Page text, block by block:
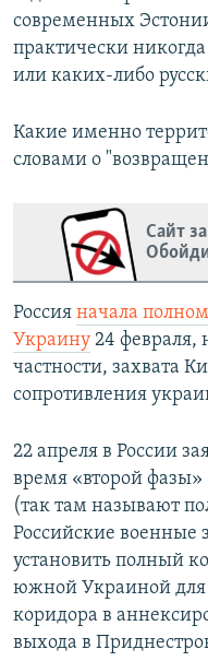
современных
практически
или каких-либо
Какие именно
словами о
Сайт
Россия начала
Украину 24 февраля,
частности, захвата
сопротивления
22 апреля в России
время «второй
(так там называют
Российские военные
установить полный
южной Украиной для
коридора в
выхода в